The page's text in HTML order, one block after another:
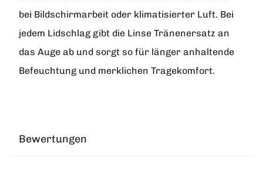
bei Bildschirmarbeit oder klimatisierter Luft. Bei
jedem Lidschlag gibt die Linse Tränenersatz an
das Auge ab und sorgt so für länger anhaltende
Befeuchtung und merklichen Tragekomfort.
Bewertungen